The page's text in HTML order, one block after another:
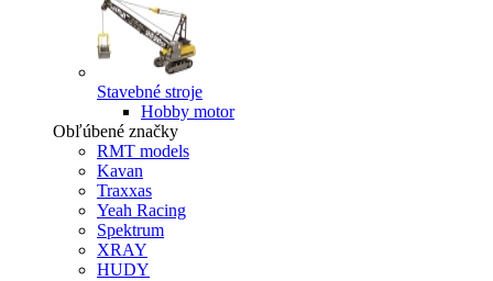
Stavebné stroje
Hobby motor
Obľúbené značky
RMT models
Kavan
Traxxas
Yeah Racing
Spektrum
XRAY
HUDY